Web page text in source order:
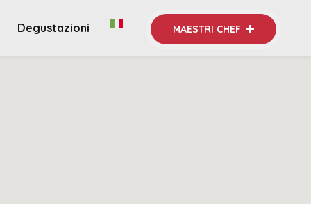
MAESTRI CHEF
Degustazioni